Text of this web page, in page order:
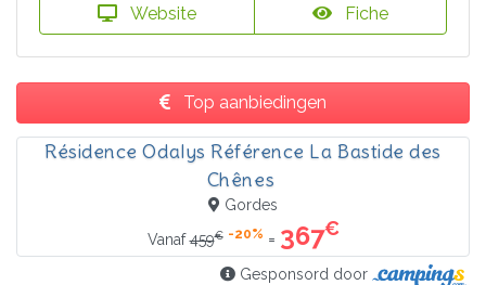
Website Fiche
Top aanbiedingen
Résidence Odalys Référence La Bastide des
Chênes
Gordes
Vanaf459€ -20% = 367€
Gesponsord door